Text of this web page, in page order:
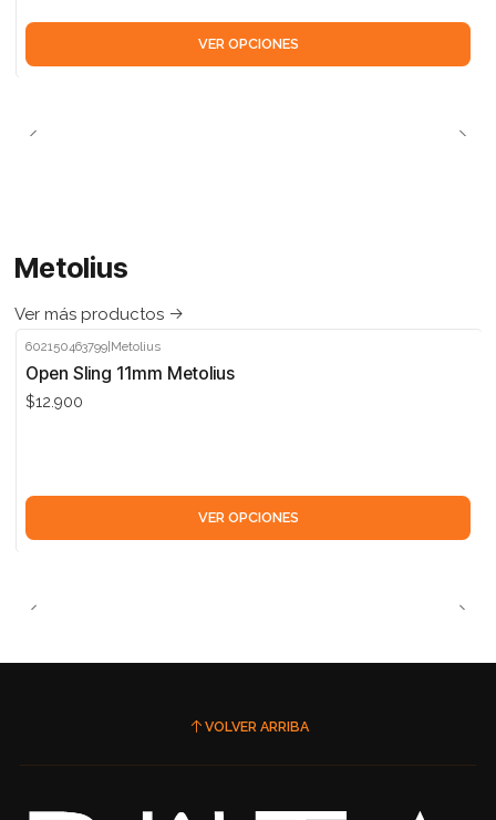
VER OPCIONES
Metolius
Ver más productos
602150463799 Metolius
Open Sling 11mm Metolius
$12.900
VER OPCIONES
VOLVER ARRIBA